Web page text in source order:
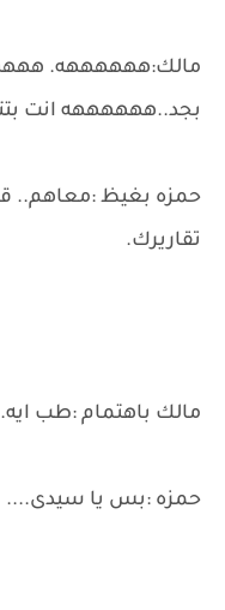
مالك:ههههههه.
بجد..ههههههه انت
حمزه بغيظ :معاهم..
تقاريرك.
مالك باهتمام :طب
حمزه :بس يا سيدى....